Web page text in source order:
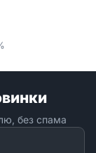
без спама